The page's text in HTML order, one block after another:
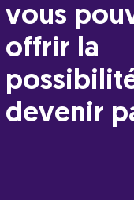
vous
offrir la
devenir